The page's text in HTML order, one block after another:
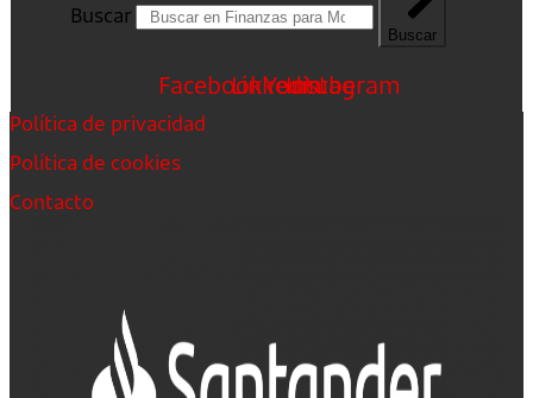
Buscar
Buscar
FacebookLinkedin
Youtube
Instagram
Política de privacidad
Política de cookies
Contacto